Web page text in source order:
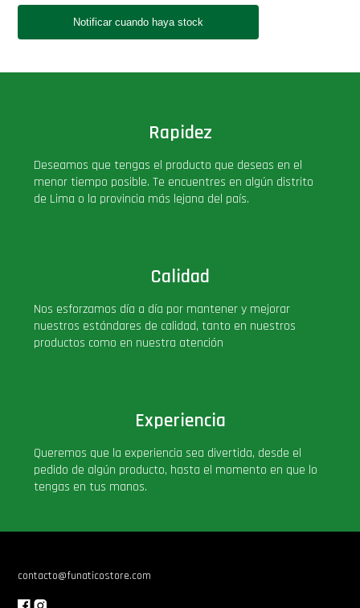
Pop Regular
Premium
Rapidez
Deseamos que tengas el producto que deseas en el
menor tiempo posible. Te encuentres en algún distrito
de Lima o la provincia más lejana del país.
Calidad
Nos esforzamos día a día por mantener y mejorar
nuestros estándares de calidad, tanto en nuestros
productos como en nuestra atención
Experiencia
Queremos que la experiencia sea divertida, desde el
pedido de algún producto, hasta el momento en que lo
tengas en tus manos.
contacto@funaticostore.com